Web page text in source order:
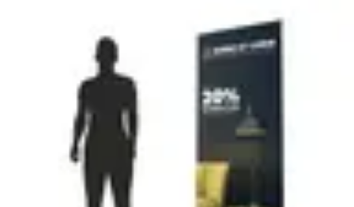
Service ClientStratégies
Plateformes e-commerce Stratégies e-commerce
Ecommerçants France